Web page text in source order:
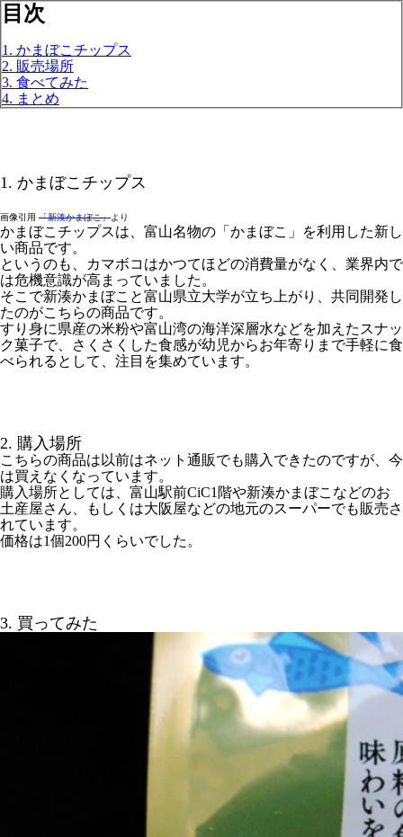
目次
1. かまぼこチップス
2. 販売場所
3. 食べてみた
4. まとめ
1. かまぼこチップス
画像引用 「新湊かまぼこ」より
かまぼこチップスは、富山名物の「かまぼこ」を利用した新し
い商品です。
というのも、カマボコはかつてほどの消費量がなく、業界内で
は危機意識が高まっていました。
そこで新湊かまぼこと富山県立大学が立ち上がり、共同開発し
たのがこちらの商品です。
すり身に県産の米粉や富山湾の海洋深層水などを加えたスナッ
ク菓子で、さくさくした食感が幼児からお年寄りまで手軽に食
べられるとして、注目を集めています。
2. 購入場所
こちらの商品は以前はネット通販でも購入できたのですが、今
は買えなくなっています。
購入場所としては、富山駅前CiC1階や新湊かまぼこなどのお
土産屋さん、もしくは大阪屋などの地元のスーパーでも販売さ
れています。
価格は1個200円くらいでした。
3. 買ってみた